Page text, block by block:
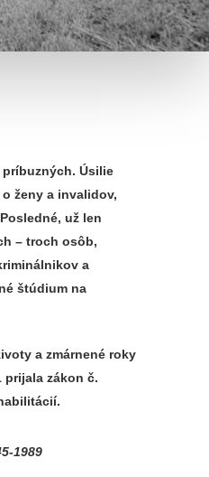
Úsilie
ženy a invalidov,
už len
– troch osôb,
a
štúdium na
a zmárnené roky
zákon č.
1989